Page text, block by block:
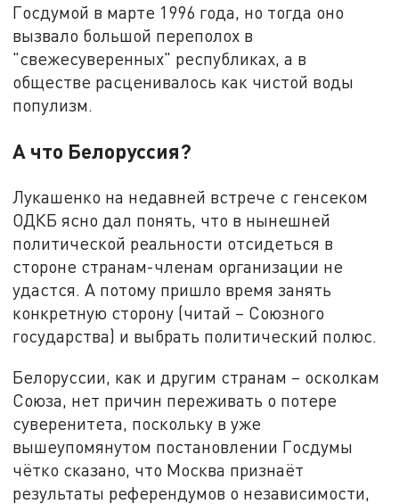
Госдумой в марте 1996 года, но тогда оно
вызвало большой переполох в
"свежесуверенных" республиках, а в
обществе расценивалось как чистой воды
популизм.
А что Белоруссия?
Лукашенко на недавней встрече с генсеком
ОДКБ ясно дал понять, что в нынешней
политической реальности отсидеться в
стороне странам-членам организации не
удастся. А потому пришло время занять
конкретную сторону (читай – Союзного
государства) и выбрать политический полюс.
Белоруссии, как и другим странам – осколкам
Союза, нет причин переживать о потере
суверенитета, поскольку в уже
вышеупомянутом постановлении Госдумы
чётко сказано, что Москва признаёт
результаты референдумов о независимости,